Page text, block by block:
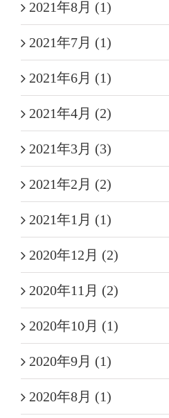
2021年8月 (1)
2021年7月 (1)
2021年6月 (1)
2021年4月 (2)
2021年3月 (3)
2021年2月 (2)
2021年1月 (1)
2020年12月 (2)
2020年11月 (2)
2020年10月 (1)
2020年9月 (1)
2020年8月 (1)